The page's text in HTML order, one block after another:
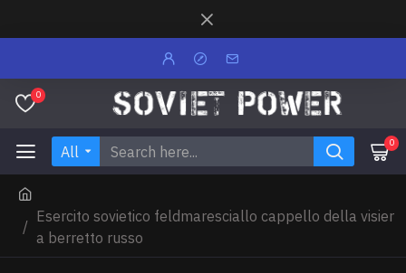
0
All 0
Esercito sovietico feldmaresciallo cappello della visier
a berretto russo